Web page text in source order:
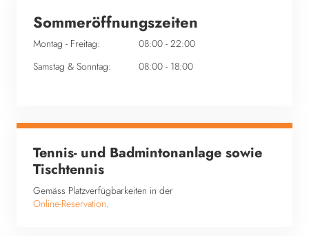
Sommeröffnungszeiten
Montag - Freitag: 08:00 - 22:00
Samstag & Sonntag: 08:00 - 18:00
Tennis- und Badmintonanlage sowie
Tischtennis
Gemäss Platzverfügbarkeiten in der
Online-Reservation.